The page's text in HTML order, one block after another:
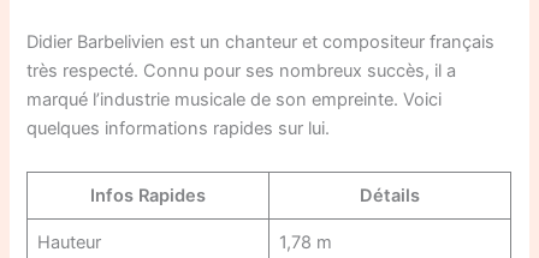
Didier Barbelivien est un chanteur et compositeur français
très respecté. Connu pour ses nombreux succès, il a
marqué l’industrie musicale de son empreinte. Voici
quelques informations rapides sur lui.
Infos Rapides Détails
Hauteur 1,78 m